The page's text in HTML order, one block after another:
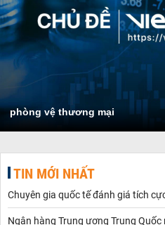
phòng vệ thương mại
TIN MỚI NHẤT
Chuyên gia quốc tế đánh giá tích
Ngân hàng Trung ương Trung